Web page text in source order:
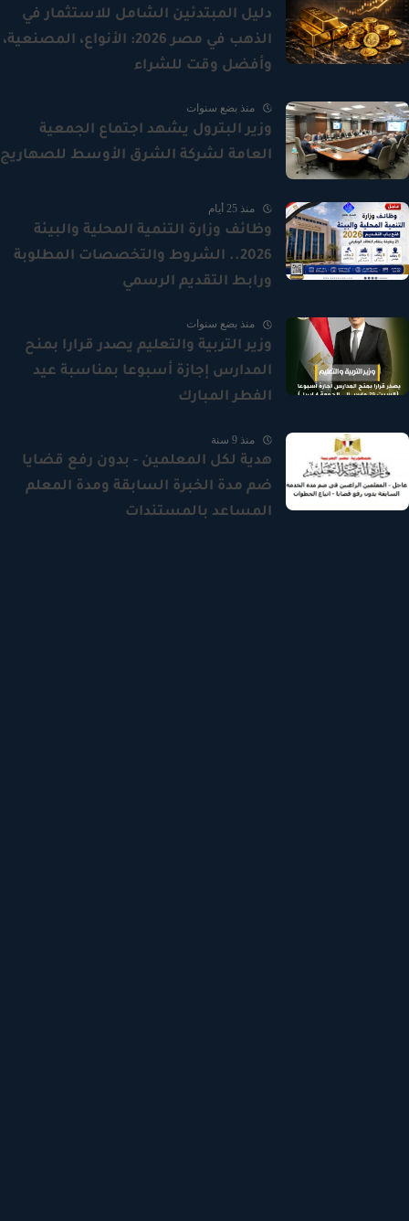
دليل المبتدئين الشامل للاستثمار في
الذهب في مصر 2026: الأنواع، المصنعية،
وأفضل وقت للشراء
منذ بضع سنوات
وزير البترول يشهد اجتماع الجمعية
العامة لشركة الشرق الأوسط للصهاريج
منذ 25 أيام
وظائف وزارة التنمية المحلية والبيئة
2026.. الشروط والتخصصات المطلوبة
ورابط التقديم الرسمي
منذ بضع سنوات
وزير التربية والتعليم يصدر قرارا بمنح
المدارس إجازة أسبوعا بمناسبة عيد
الفطر المبارك
منذ 9 سنة
هدية لكل المعلمين - بدون رفع قضايا
ضم مدة الخبرة السابقة ومدة المعلم
المساعد بالمستندات